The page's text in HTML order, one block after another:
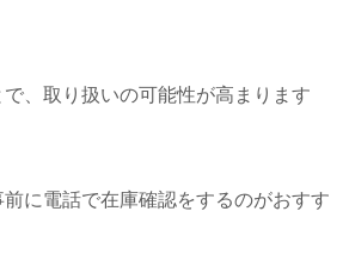
、取り扱いの可能性が高まります
に電話で在庫確認をするのがおすす